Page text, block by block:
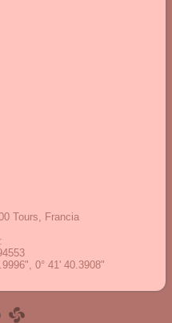
Tours, Francia
0° 41' 40.3908"